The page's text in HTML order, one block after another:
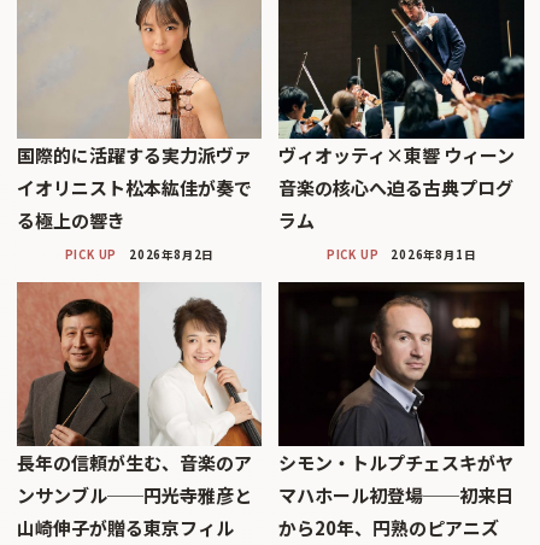
国際的に活躍する実力派ヴァ
イオリニスト松本紘佳が奏で
る極上の響き
PICK UP 2026年8月2日
ヴィオッティ×東響 ウィーン
音楽の核心へ迫る古典プログ
ラム
PICK UP 2026年8月1日
長年の信頼が生む、音楽のア
ンサンブル──円光寺雅彦と
山崎伸子が贈る東京フィル
シモン・トルプチェスキがヤ
マハホール初登場──初来日
から20年、円熟のピアニズ